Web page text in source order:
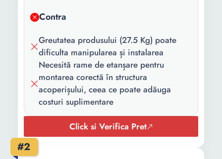
Contra
Greutatea produsului (27.5 Kg) poate
dificulta manipularea și instalarea
Necesită rame de etanșare pentru
montarea corectă în structura
acoperișului, ceea ce poate adăuga
costuri suplimentare
Click si Verifica Pret
#2